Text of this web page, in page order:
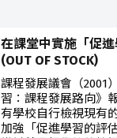
在課堂中實施「促進
(OUT OF STOCK)
課程發展議會（2001
習：課程發展路向》
有學校自行檢視現有
加強「促進學習的評